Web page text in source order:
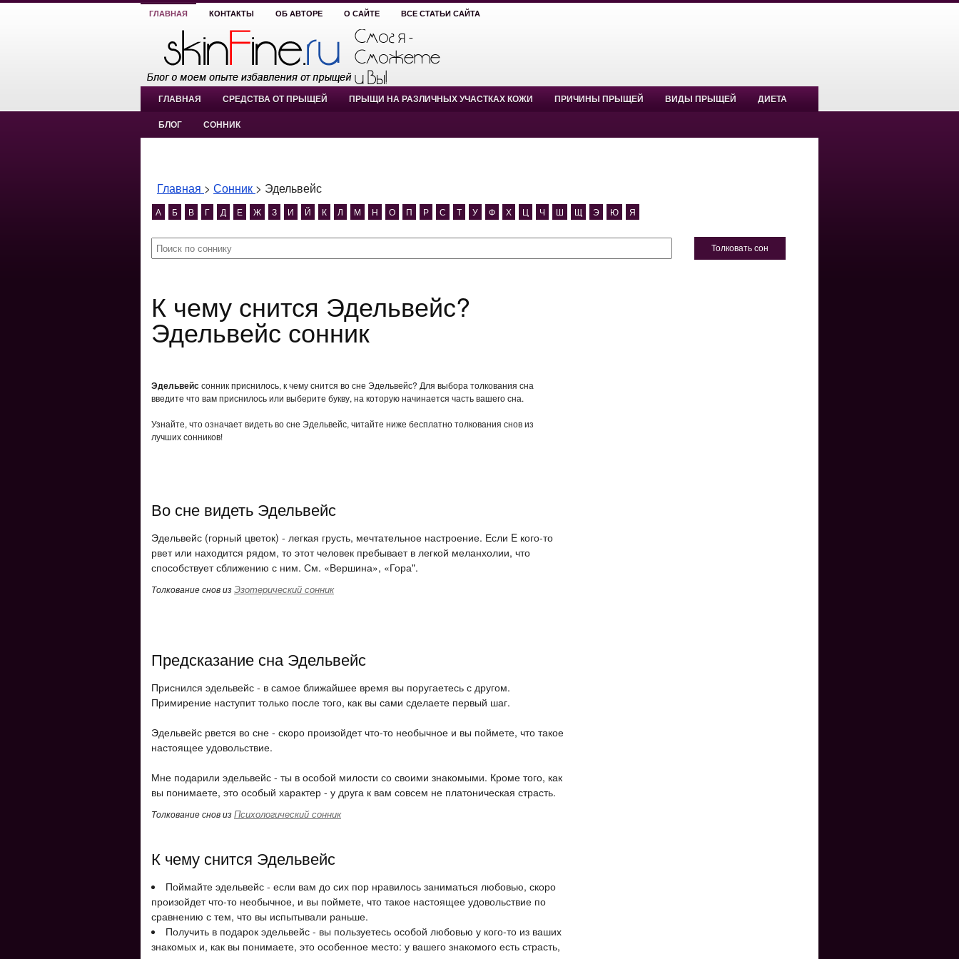
ГЛАВНАЯ КОНТАКТЫ ОБ АВТОРЕ О САЙТЕ ВСЕ СТАТЬИ САЙТА
ГЛАВНАЯ СРЕДСТВА ОТ ПРЫЩЕЙ ПРЫЩИ НА РАЗЛИЧНЫХ УЧАСТКАХ КОЖИ ПРИЧИНЫ ПРЫЩЕЙ ВИДЫ ПРЫЩЕЙ ДИЕТА
БЛОГ СОННИК
Главная > Сонник > Эдельвейс
А Б В Г Д Е Ж З И Й К Л М Н О П Р С Т У Ф Х Ц Ч Ш Щ Э Ю Я
Толковать сон
К чему снится Эдельвейс?
Эдельвейс сонник
Эдельвейссонник приснилось, к чему снится во сне Эдельвейс? Для выбора толкования сна
введите что вам приснилось или выберите букву, на которую начинается часть вашего сна.
Узнайте, что означает видеть во сне Эдельвейс, читайте ниже бесплатно толкования снов из
лучших сонников!
Во сне видеть Эдельвейс
Эдельвейс (горный цветок) - легкая грусть, мечтательное настроение. Если E кого-то
рвет или находится рядом, то этот человек пребывает в легкой меланхолии, что
способствует сближению с ним. См. «Вершина», «Гора".
Толкование снов изЭзотерический сонник
Предсказание сна Эдельвейс
Приснился эдельвейс - в самое ближайшее время вы поругаетесь с другом.
Примирение наступит только после того, как вы сами сделаете первый шаг.
Эдельвейс рвется во сне - скоро произойдет что-то необычное и вы поймете, что такое
настоящее удовольствие.
Мне подарили эдельвейс - ты в особой милости со своими знакомыми. Кроме того, как
вы понимаете, это особый характер - у друга к вам совсем не платоническая страсть.
Толкование снов изПсихологический сонник
К чему снится Эдельвейс
Поймайте эдельвейс - если вам до сих пор нравилось заниматься любовью, скоро
произойдет что-то необычное, и вы поймете, что такое настоящее удовольствие по
сравнению с тем, что вы испытывали раньше.
Получить в подарок эдельвейс - вы пользуетесь особой любовью у кого-то из ваших
знакомых и, как вы понимаете, это особенное место: у вашего знакомого есть страсть,